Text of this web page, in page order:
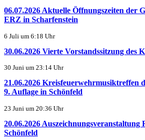
06.07.2026 Aktuelle Öffnungszeiten der
ERZ in Scharfenstein
6 Juli um 6:18 Uhr
30.06.2026 Vierte Vorstandssitzung des
30 Juni um 23:14 Uhr
21.06.2026 Kreisfeuerwehrmusiktreffen
9. Auflage in Schönfeld
23 Juni um 20:36 Uhr
20.06.2026 Auszeichnungsveranstaltung
Schönfeld